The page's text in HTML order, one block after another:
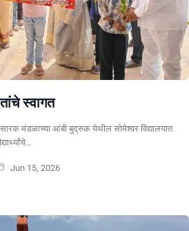
स्वागत
मंडळाच्या आंबी बुद्रुक येथील सोमेश्वर विद्यालयात
Jun 15, 2026